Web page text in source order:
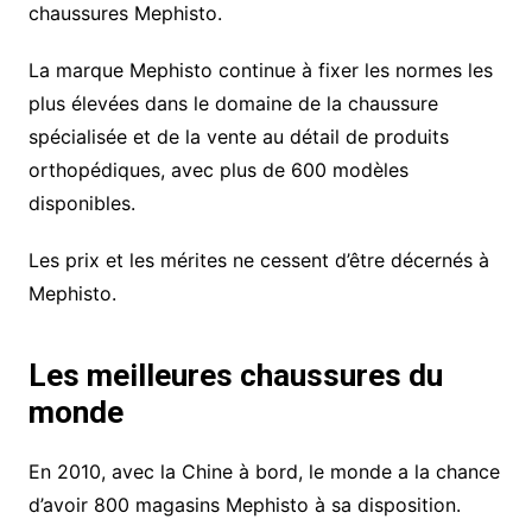
chaussures Mephisto.
La marque Mephisto continue à fixer les normes les
plus élevées dans le domaine de la chaussure
spécialisée et de la vente au détail de produits
orthopédiques, avec plus de 600 modèles
disponibles.
Les prix et les mérites ne cessent d’être décernés à
Mephisto.
Les meilleures chaussures du
monde
En 2010, avec la Chine à bord, le monde a la chance
d’avoir 800 magasins Mephisto à sa disposition.